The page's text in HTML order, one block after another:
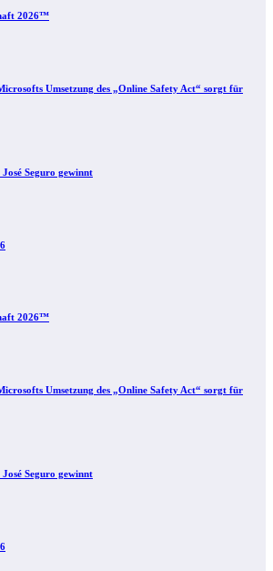
2026™
Umsetzung des „Online Safety Act“ sorgt für
Seguro gewinnt
2026™
Umsetzung des „Online Safety Act“ sorgt für
Seguro gewinnt